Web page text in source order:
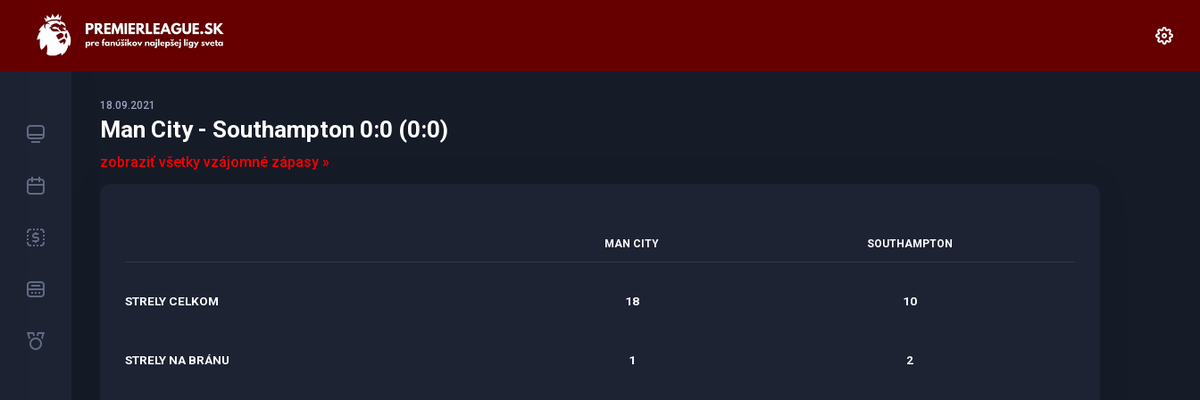
18.09.2021
Man City - Southampton 0:0 (0:0)
zobraziť všetky vzájomné zápasy »
MAN CITY SOUTHAMPTON
STRELY CELKOM 18 10
STRELY NA BRÁNU 1 2